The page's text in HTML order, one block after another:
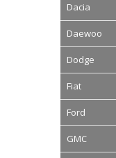
Dacia
Daewoo
Dodge
Fiat
Ford
GMC